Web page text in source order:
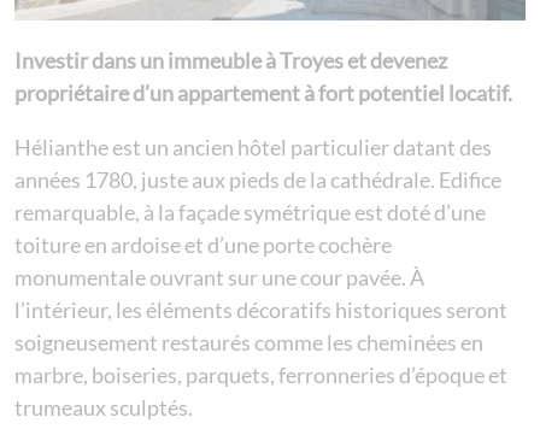
Investir dans un immeuble à Troyes et devenez
propriétaire d’un appartement à fort potentiel locatif.
Hélianthe est un ancien hôtel particulier datant des
années 1780, juste aux pieds de la cathédrale. Edifice
remarquable, à la façade symétrique est doté d’une
toiture en ardoise et d’une porte cochère
monumentale ouvrant sur une cour pavée. À
l’intérieur, les éléments décoratifs historiques seront
soigneusement restaurés comme les cheminées en
marbre, boiseries, parquets, ferronneries d’époque et
trumeaux sculptés.